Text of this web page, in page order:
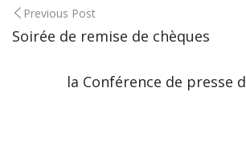
Post
navigation
Previous Post
Soirée de remise de chèques
la Conférence de presse